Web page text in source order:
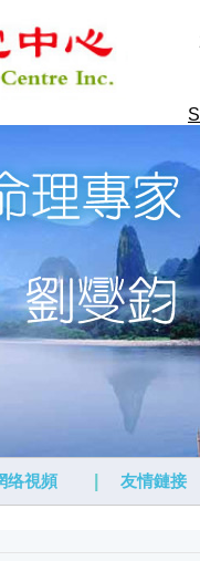
络視頻 友情鏈接